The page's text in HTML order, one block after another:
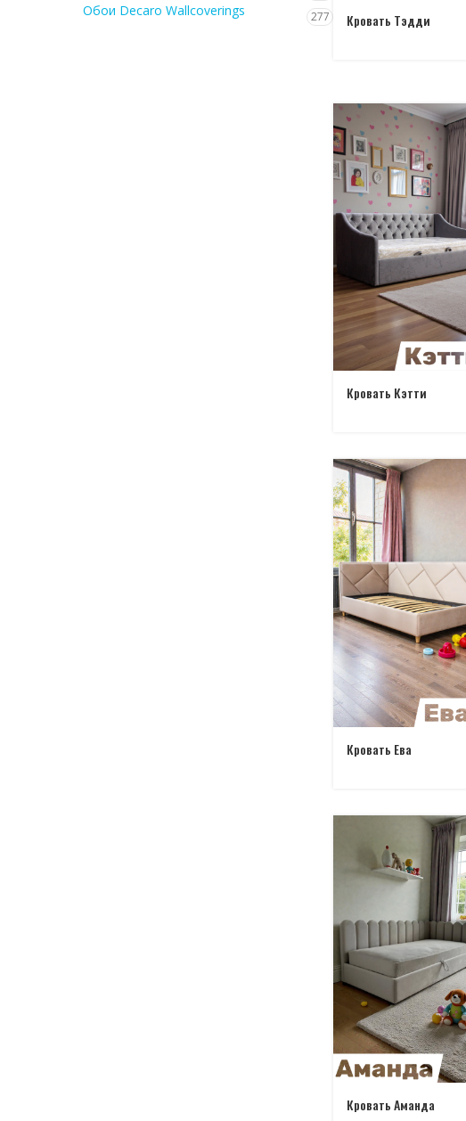
Обои Decaro Wallcoverings 277 Кровать Тэдди
Кровать Кэтти
Кровать Ева
Кровать Аманда